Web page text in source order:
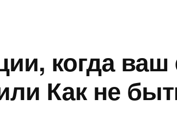
когда ваш
Как не